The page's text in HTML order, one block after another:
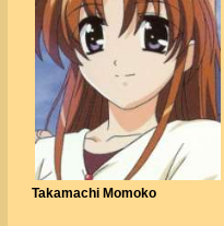
Takamachi Momoko